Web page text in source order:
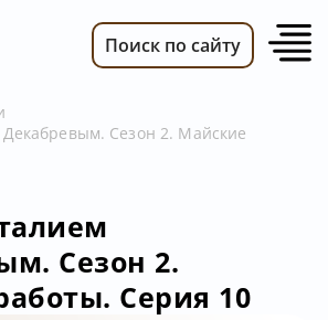
ВИДЕО
ТЕЛЕПРОГРАММА
РЕКЛАМОДАТЕЛЯМ
Поиск по сайту
Сезон 2. Майские
Сезон 2.
Серия 10